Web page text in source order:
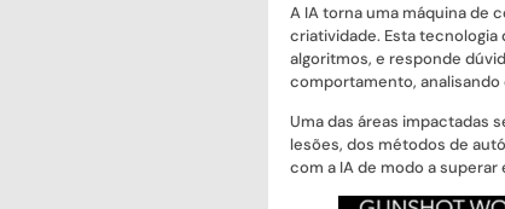
A IA torna uma máquina de
criatividade. Esta
algoritmos, e responde
comportamento,
Uma das áreas impactadas
lesões, dos métodos de
com a IA de modo a